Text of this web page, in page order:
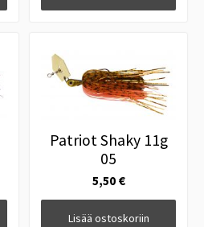
Patriot Shaky 11g
05
5,50 €
Lisää ostoskoriin